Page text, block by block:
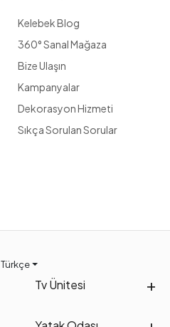
Kelebek Blog
360° Sanal Mağaza
Bize Ulaşın
Kampanyalar
Dekorasyon Hizmeti
Sıkça Sorulan Sorular
Tv Ünitesi
Türkçe